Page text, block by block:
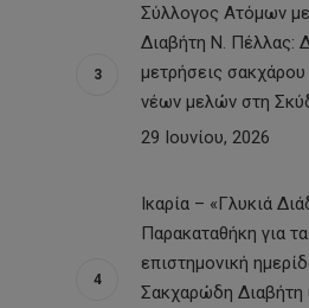
Σύλλογος Ατόμων
Διαβήτη Ν. Πέλλας:
μετρήσεις
νέων μελών στη
29 Ιουνίου, 2026
Ικαρία – «Γλυκιά
Παρακαταθήκη για
επιστημονική
Σακχαρώδη Διαβήτη